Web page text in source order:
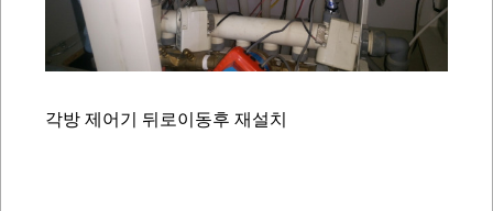
각방 제어기 뒤로이동후 재설치